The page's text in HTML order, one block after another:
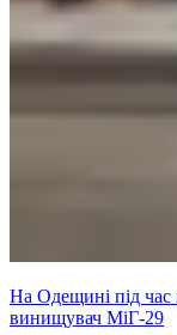
На Одещині під час
винищувач МіГ-29